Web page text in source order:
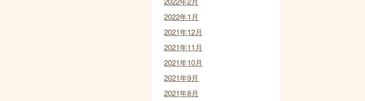
2022年1月
2021年12月
2021年11月
2021年10月
2021年9月
2021年8月